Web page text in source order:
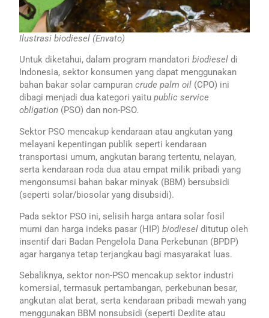
Ilustrasi biodiesel (Envato)
Untuk diketahui, dalam program mandatoribiodieseldi
Indonesia, sektor konsumen yang dapat menggunakan
bahan bakar solar campurancrude palm oil (CPO) ini
dibagi menjadi dua kategori yaitu public service
obligation (PSO) dan non-PSO.
Sektor PSO mencakup kendaraan atau angkutan yang
melayani kepentingan publik seperti kendaraan
transportasi umum, angkutan barang tertentu, nelayan,
serta kendaraan roda dua atau empat milik pribadi yang
mengonsumsi bahan bakar minyak (BBM) bersubsidi
(seperti solar/biosolar yang disubsidi).
Pada sektor PSO ini, selisih harga antara solar fosil
murni dan harga indeks pasar (HIP) biodiesel ditutup oleh
insentif dari Badan Pengelola Dana Perkebunan (BPDP)
agar harganya tetap terjangkau bagi masyarakat luas.
Sebaliknya, sektor non-PSO mencakup sektor industri
komersial, termasuk pertambangan, perkebunan besar,
angkutan alat berat, serta kendaraan pribadi mewah yang
menggunakan BBM nonsubsidi (seperti Dexlite atau